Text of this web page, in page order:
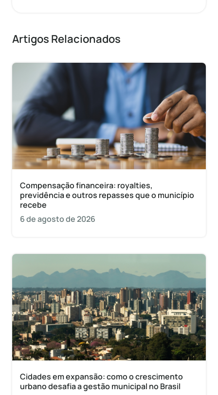
Artigos Relacionados
Compensação financeira: royalties,
previdência e outros repasses que o município
recebe
6 de agosto de 2026
Cidades em expansão: como o crescimento
urbano desafia a gestão municipal no Brasil